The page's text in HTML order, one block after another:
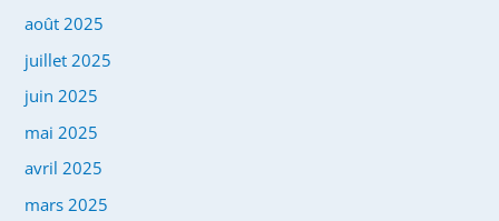
août 2025
juillet 2025
juin 2025
mai 2025
avril 2025
mars 2025